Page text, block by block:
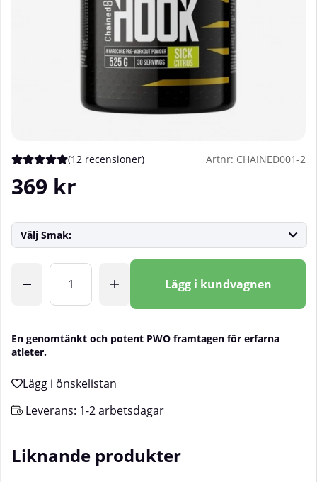
Medelbetyg 5 av 5 Antal betyg 12
(12 recensioner) Artnr: CHAINED001-2
369 kr
Välj Smak:
Lägg i kundvagnen
En genomtänkt och potent PWO framtagen för erfarna
atleter.
Leverans: 1-2 arbetsdagar
Liknande produkter